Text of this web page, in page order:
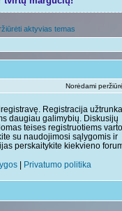
aktyvias temas
Norėdami
Registracija
daugiau galimybių. Diskusijų
teises registruotiems
su naudojimosi sąlygomis ir
perskaitykite kiekvieno
| Privatumo politika